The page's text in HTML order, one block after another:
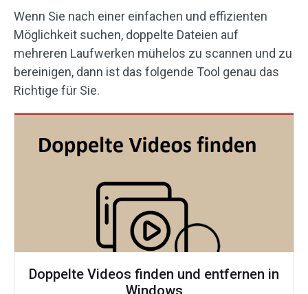
Wenn Sie nach einer einfachen und effizienten
Möglichkeit suchen, doppelte Dateien auf
mehreren Laufwerken mühelos zu scannen und zu
bereinigen, dann ist das folgende Tool genau das
Richtige für Sie.
Doppelte Videos finden und entfernen in
Windows